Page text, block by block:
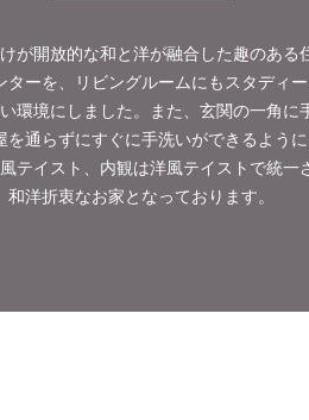
が開放的な和と洋が融合した趣のある
ターを、リビングルームにもスタディ
環境にしました。また、玄関の一角に
を通らずにすぐに手洗いができるように
テイスト、内観は洋風テイストで統一
和洋折衷なお家となっております。